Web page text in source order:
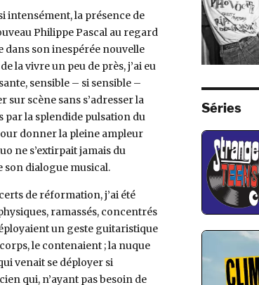
intensément, la présence de
Philippe Pascal au regard
dans son inespérée nouvelle
la vivre un peu de près, j’ai eu
sensible – si sensible –
sur scène sans s’adresser la
par la splendide pulsation du
donner la pleine ampleur
ne s’extirpait jamais du
son dialogue musical.
de réformation, j’ai été
ramassés, concentrés
un geste guitaristique
le contenaient ; la nuque
venait se déployer si
qui, n’ayant pas besoin de
Séries